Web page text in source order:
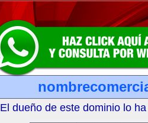
El dueño de este dominio lo